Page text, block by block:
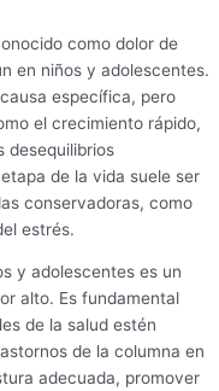
como dolor de
en niños y adolescentes.
específica, pero
el crecimiento rápido,
desequilibrios
de la vida suele ser
conservadoras, como
estrés.
y adolescentes es un
alto. Es fundamental
de la salud estén
de la columna en
adecuada, promover